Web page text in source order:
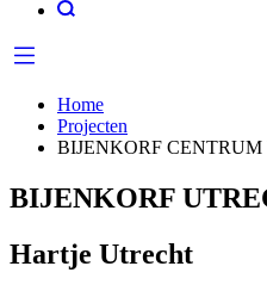
Home
Projecten
BIJENKORF
BIJENKORF
Hartje Utrecht